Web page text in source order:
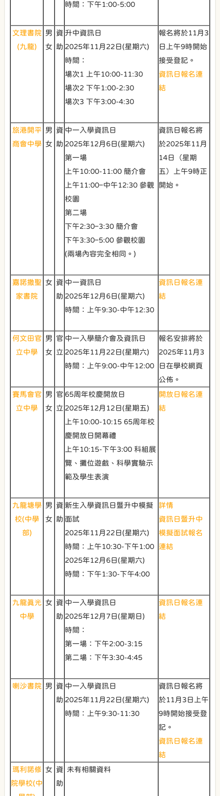
時間：下午1:00-5:00
文理書院
(九龍)
男
女
資
助
升中資訊日
2025年11月22日(星期六)
時間：
場次1 上午10:00-11:30
場次2 下午1:00-2:30
場次3 下午3:00-4:30
報名將於11月3
日上午9時開始
接受登記。
資訊日報名連
結
旅港開平
商會中學
男
女
資
助
中一入學資訊日
2025年12月6日(星期六)
第一場
上午10:00-11:00 簡介會
上午11:00–中午12:30 參觀
校園
第二場
下午2:30–3:30 簡介會
下午3:30–5:00 參觀校園
(兩場內容完全相同。)
資訊日報名將
於2025年11月
14日（星期
五）上午9時正
開始。
嘉諾撒聖
家書院
女 資
助
中一資訊日
2025年12月6日(星期六)
時間：上午9:30-中午12:30
資訊日報名連
結
何文田官
立中學
男
女
官
立
中一入學簡介會及資訊日
2025年11月22日(星期六)
時間：上午9:00-中午12:00
報名安排將於
2025年11月3
日在學校網頁
公佈。
賽馬會官
立中學
男
女
官
立
65周年校慶開放日
2025年12月12日(星期五)
上午10:00-10:15 65周年校
慶開放日開幕禮
上午10:15-下午3:00 科組展
覽、攤位遊戲、科學實驗示
範及學生表演
開放日報名連
結
九龍塘學
校(中學
部)
男
女
資
助
新生入學資訊日暨升中模擬
面試
2025年11月22日(星期六)
時間：上午10:30-下午1:00
2025年12月6日(星期六)
時間：下午1:30-下午4:00
詳情
資訊日暨升中
模擬面試報名
連結
九龍真光
中學
女 資
助
中一入學資訊日
2025年12月7日(星期日)
時間：
第一場：下午2:00-3:15
第二場：下午3:30-4:45
資訊日報名連
結
喇沙書院 男 資
助
中一入學資訊日
2025年11月22日(星期六)
時間：上午9:30-11:30
資訊日報名將
於11月3日上午
9時開始接受登
記。
資訊日報名連
結
瑪利諾修
院學校(中
女 資
助
未有相關資料